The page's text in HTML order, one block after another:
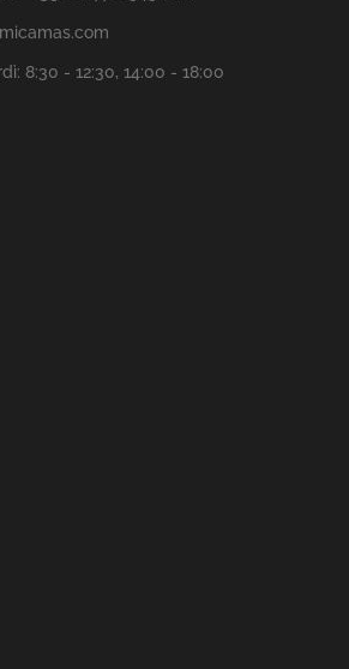
8:30 - 12:30, 14:00 - 18:00